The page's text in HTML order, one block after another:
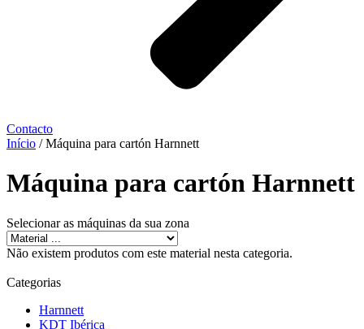
Contacto
Início / Máquina para cartón Harnnett
Máquina para cartón Harnnett
Selecionar as máquinas da sua zona
Não existem produtos com este material nesta categoria.
Categorias
Harnnett
KDT Ibérica